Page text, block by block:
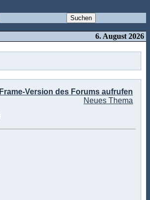
6. August 2026
Frame-Version des Forums aufrufen
Neues Thema